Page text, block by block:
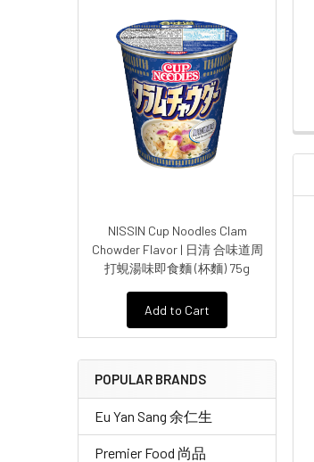
NISSIN Cup Noodles Clam
Chowder Flavor | 日清 合味道周
打蜆湯味即食麵 (杯麵) 75g
Add to Cart
POPULAR BRANDS
Eu Yan Sang 余仁生
Premier Food 尚品